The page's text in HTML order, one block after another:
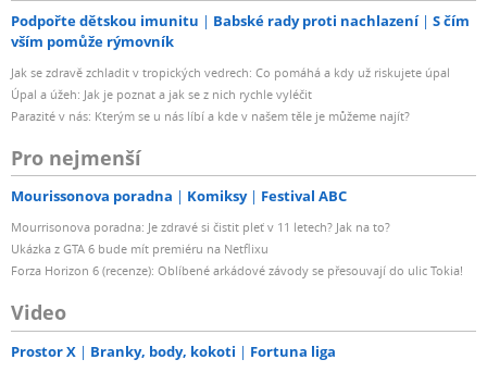
Podpořte dětskou imunitu Babské rady proti nachlazení
S čím
vším pomůže rýmovník
Jak se zdravě zchladit v tropických vedrech: Co pomáhá a kdy už riskujete úpal
Úpal a úžeh: Jak je poznat a jak se z nich rychle vyléčit
Parazité v nás: Kterým se u nás líbí a kde v našem těle je můžeme najít?
Pro nejmenší
Mourissonova poradna Komiksy Festival ABC
Mourrisonova poradna: Je zdravé si čistit pleť v 11 letech? Jak na to?
Ukázka z GTA 6 bude mít premiéru na Netflixu
Forza Horizon 6 (recenze): Oblíbené arkádové závody se přesouvají do ulic Tokia!
Video
Prostor X Branky, body, kokoti Fortuna liga